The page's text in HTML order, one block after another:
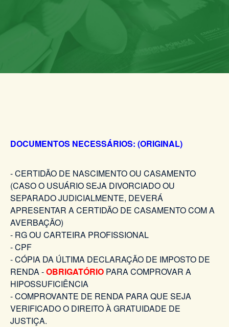
DOCUMENTOS NECESSÁRIOS: (ORIGINAL)
- CERTIDÃO DE NASCIMENTO OU CASAMENTO
(CASO O USUÁRIO SEJA DIVORCIADO OU
SEPARADO JUDICIALMENTE, DEVERÁ
APRESENTAR A CERTIDÃO DE CASAMENTO COM A
AVERBAÇÃO)
- RG OU CARTEIRA PROFISSIONAL
- CPF
- CÓPIA DA ÚLTIMA DECLARAÇÃO DE IMPOSTO DE
RENDA -OBRIGATÓRIO PARA COMPROVAR A
HIPOSSUFICIÊNCIA
- COMPROVANTE DE RENDA PARA QUE SEJA
VERIFICADO O DIREITO À GRATUIDADE DE
JUSTIÇA.